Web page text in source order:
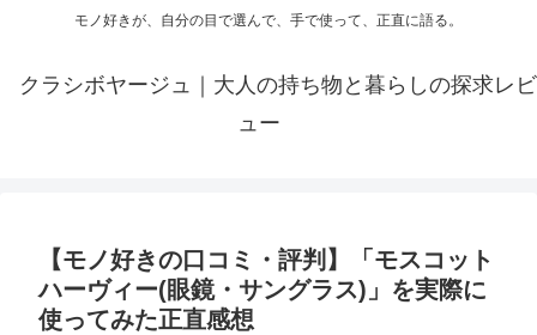
モノ好きが、自分の目で選んで、手で使って、正直に語る。
クラシボヤージュ｜大人の持ち物と暮らしの探求レビ
ュー
【モノ好きの口コミ・評判】「モスコット
ハーヴィー(眼鏡・サングラス)」を実際に
使ってみた正直感想